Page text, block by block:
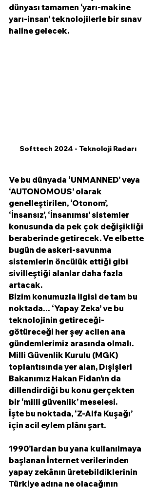
dünyası tamamen ‘yarı-makine
yarı-insan’ teknolojilerle bir sınav
haline gelecek.
Softtech 2024 - Teknoloji Radarı
Ve bu dünyada ‘UNMANNED’ veya
‘AUTONOMOUS’ olarak
genelleştirilen, ‘Otonom’,
‘İnsansız’, ‘İnsanımsı’ sistemler
konusunda da pek çok değişikliği
beraberinde getirecek. Ve elbette
bugün de askeri-savunma
sistemlerin öncülük ettiği gibi
sivilleştiği alanlar daha fazla
artacak.
Bizim konumuzla ilgisi de tam bu
noktada… ‘Yapay Zeka’ ve bu
teknolojinin getireceği-
götüreceği her şey acilen ana
gündemlerimiz arasında olmalı.
Milli Güvenlik Kurulu (MGK)
toplantısında yer alan, Dışişleri
Bakanımız Hakan Fidan’ın da
dillendirdiği bu konu gerçekten
bir ‘milli güvenlik’ meselesi.
İşte bu noktada, ‘Z-Alfa Kuşağı’
için acil eylem plânı şart.
1990’lardan bu yana kullanılmaya
başlanan İnternet verilerinden
yapay zekânın üretebildiklerinin
Türkiye adına ne olacağının